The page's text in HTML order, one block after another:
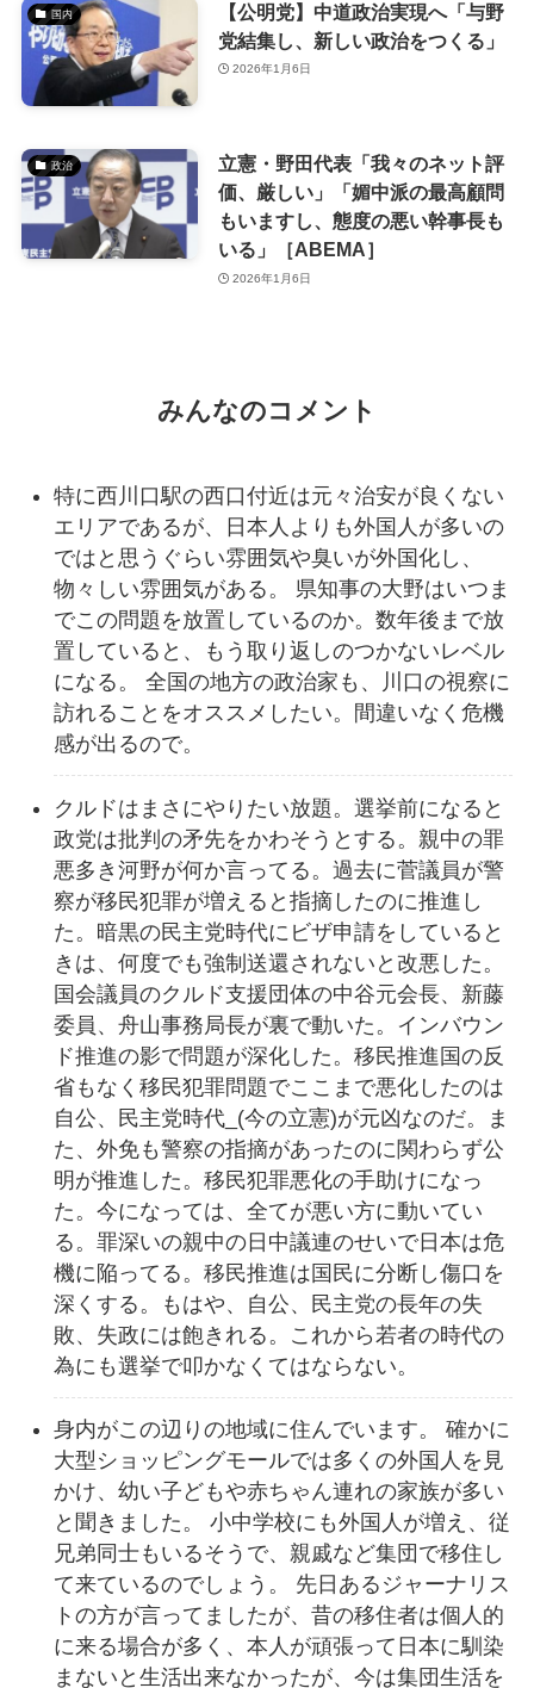
国内
【公明党】中道政治実現へ「与野
党結集し、新しい政治をつくる」
2026年1月6日
政治
立憲・野田代表「我々のネット評
価、厳しい」「媚中派の最高顧問
もいますし、態度の悪い幹事長も
いる」［ABEMA］
2026年1月6日
みんなのコメント
特に西川口駅の西口付近は元々治安が良くない
エリアであるが、日本人よりも外国人が多いの
ではと思うぐらい雰囲気や臭いが外国化し、
物々しい雰囲気がある。 県知事の大野はいつま
でこの問題を放置しているのか。数年後まで放
置していると、もう取り返しのつかないレベル
になる。 全国の地方の政治家も、川口の視察に
訪れることをオススメしたい。間違いなく危機
感が出るので。
クルドはまさにやりたい放題。選挙前になると
政党は批判の矛先をかわそうとする。親中の罪
悪多き河野が何か言ってる。過去に菅議員が警
察が移民犯罪が増えると指摘したのに推進し
た。暗黒の民主党時代にビザ申請をしていると
きは、何度でも強制送還されないと改悪した。
国会議員のクルド支援団体の中谷元会長、新藤
委員、舟山事務局長が裏で動いた。インバウン
ド推進の影で問題が深化した。移民推進国の反
省もなく移民犯罪問題でここまで悪化したのは
自公、民主党時代_(今の立憲)が元凶なのだ。ま
た、外免も警察の指摘があったのに関わらず公
明が推進した。移民犯罪悪化の手助けになっ
た。今になっては、全てが悪い方に動いてい
る。罪深いの親中の日中議連のせいで日本は危
機に陥ってる。移民推進は国民に分断し傷口を
深くする。もはや、自公、民主党の長年の失
敗、失政には飽きれる。これから若者の時代の
為にも選挙で叩かなくてはならない。
身内がこの辺りの地域に住んでいます。 確かに
大型ショッピングモールでは多くの外国人を見
かけ、幼い子どもや赤ちゃん連れの家族が多い
と聞きました。 小中学校にも外国人が増え、従
兄弟同士もいるそうで、親戚など集団で移住し
て来ているのでしょう。 先日あるジャーナリス
トの方が言ってましたが、昔の移住者は個人的
に来る場合が多く、本人が頑張って日本に馴染
まないと生活出来なかったが、今は集団生活を